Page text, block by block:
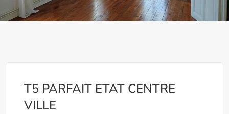
T5 PARFAIT ETAT CENTRE
VILLE